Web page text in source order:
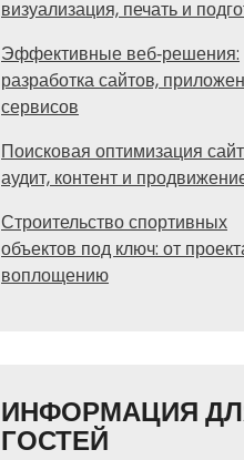
визуализация, печать и
Эффективные веб‑решения:
разработка сайтов,
сервисов
Поисковая оптимизация
аудит, контент и
Строительство спортивных
объектов под ключ: от
воплощению
ИНФОРМАЦИЯ
ГОСТЕЙ